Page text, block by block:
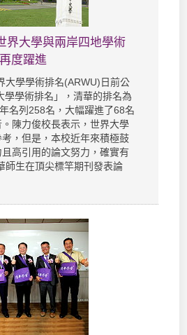
界大學與兩岸四地學術
度躍進
大學學術排名(ARWU)日前公
學學術排名」，清華的排名為
名列258名，大幅躍進了68名
陳力俊校長表示，世界大學
，但是，本校近年來積極鼓
高引用的論文努力，確實有
師生在頂尖標竿期刊發表論